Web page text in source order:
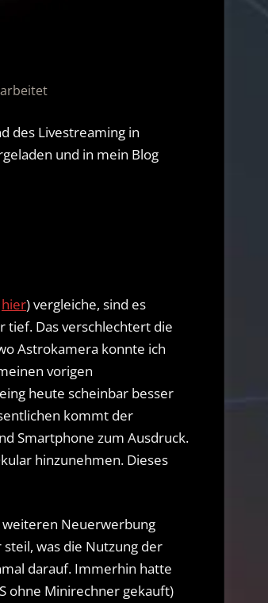
des Livestreaming in
und in mein Blog
hier) vergleiche, sind es
tief. Das verschlechtert die
Astrokamera konnte ich
vorigen
heute scheinbar besser
kommt der
Smartphone zum Ausdruck.
hinzunehmen. Dieses
weiteren Neuerwerbung
was die Nutzung der
darauf. Immerhin hatte
ohne Minirechner gekauft)